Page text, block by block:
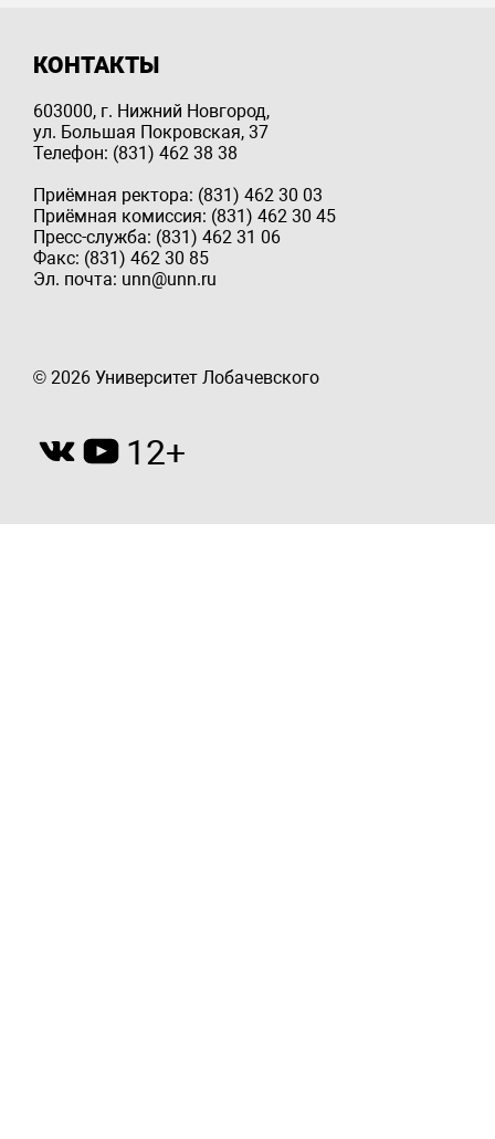
КОНТАКТЫ
603000, г. Нижний Новгород,
ул. Большая Покровская, 37
Телефон: (831) 462 38 38
Приёмная ректора: (831) 462 30 03
Приёмная комиссия: (831) 462 30 45
Пресс-служба: (831) 462 31 06
Факс: (831) 462 30 85
Эл. почта: unn@unn.ru
© 2026 Университет Лобачевского
12+